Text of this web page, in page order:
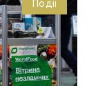
Події